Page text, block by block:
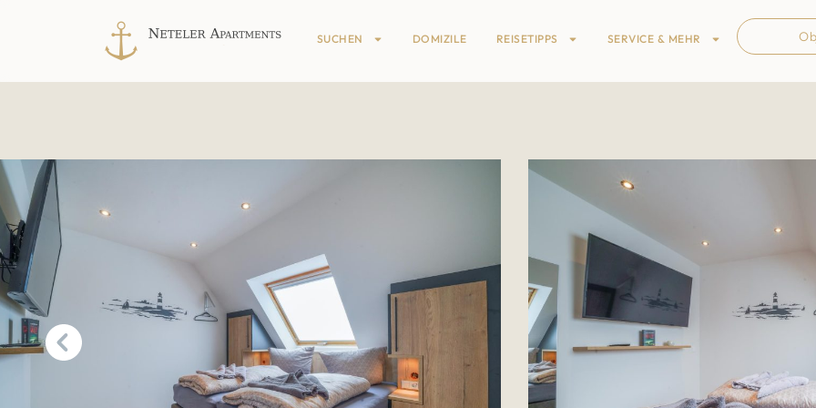
SUCHEN DOMIZILE REISETIPPS SERVICE & MEHR